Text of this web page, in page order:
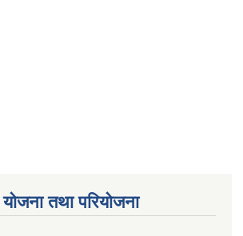
योजना तथा परियोजना